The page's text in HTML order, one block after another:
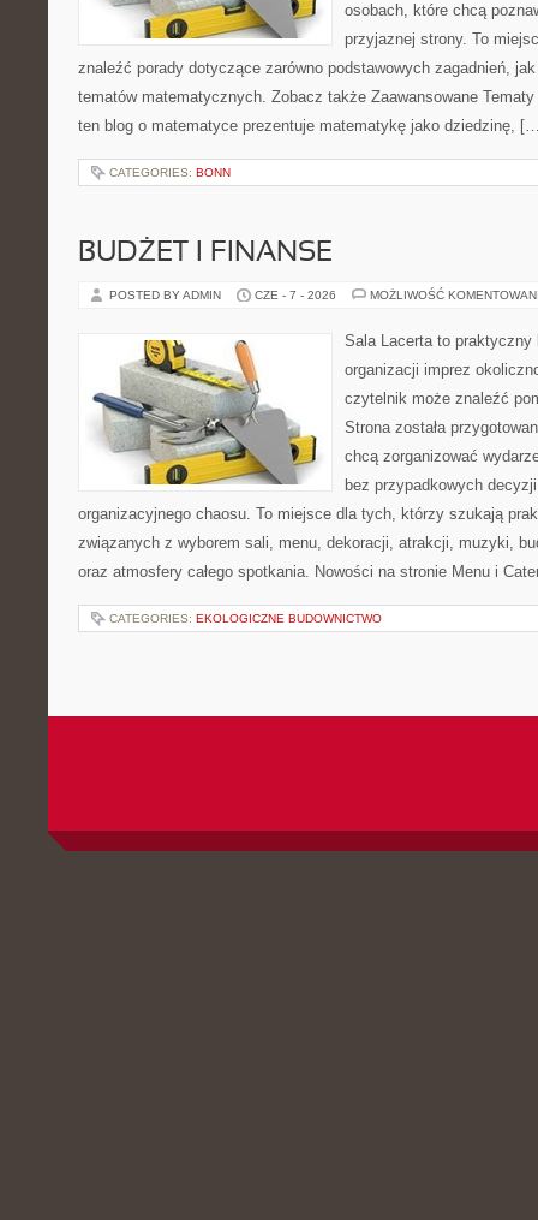
osobach, które chcą
przyjaznej strony. To
znaleźć porady dotyczące zarówno podstawowych zagadnień,
tematów matematycznych. Zobacz także Zaawansowane
ten blog o matematyce prezentuje matematykę jako dziedzinę,
CATEGORIES: BONN
BUDŻET I FINANSE
POSTED BY ADMIN CZE - 7 - 2026 MOŻLIWOŚĆ
Sala Lacerta to praktyczny
organizacji imprez
czytelnik może znaleźć
Strona została
chcą zorganizować
bez przypadkowych
organizacyjnego chaosu. To miejsce dla tych, którzy szukają
związanych z wyborem sali, menu, dekoracji, atrakcji, muzyki,
oraz atmosfery całego spotkania. Nowości na stronie Menu i
CATEGORIES: EKOLOGICZNE BUDOWNICTWO